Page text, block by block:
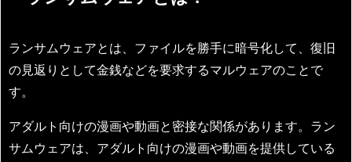
ランサムウェアとは、ファイルを勝手に暗号化して、復旧
の見返りとして金銭などを要求するマルウェアのことで
す。
アダルト向けの漫画や動画と密接な関係があります。ラン
サムウェアは、アダルト向けの漫画や動画を提供している